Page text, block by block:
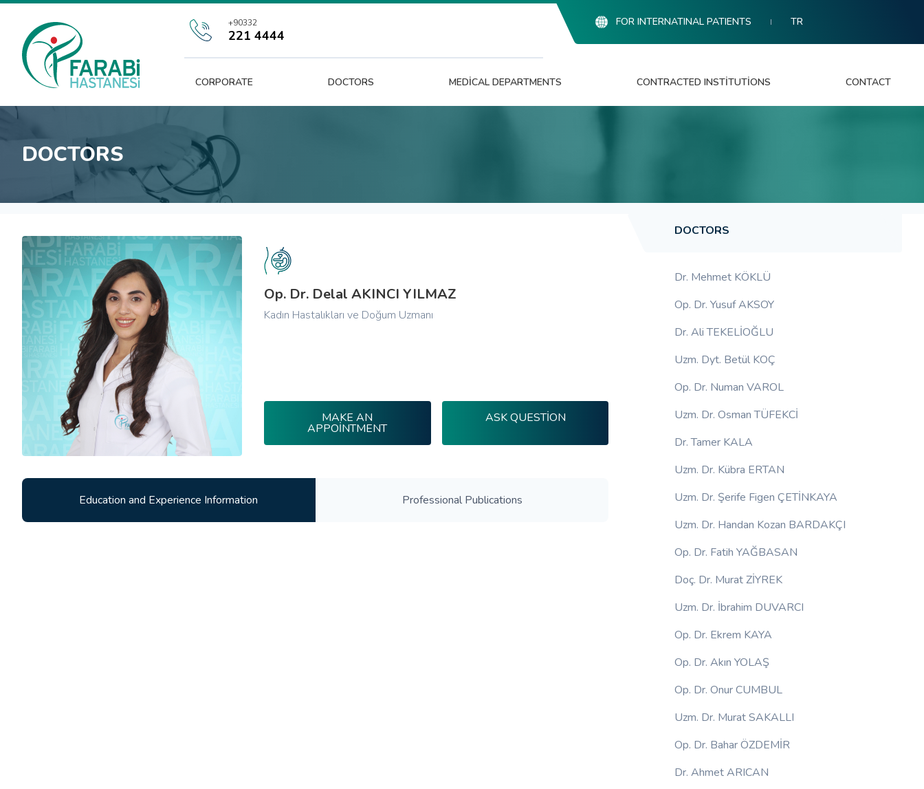
+90332
221 4444
FOR INTERNATINAL PATIENTS TR
CORPORATE DOCTORS MEDICAL DEPARTMENTS CONTRACTED INSTITUTIONS CONTACT
DOCTORS
Op. Dr. Delal AKINCI YILMAZ
Kadın Hastalıkları ve Doğum Uzmanı
MAKE AN
APPOINTMENT
ASK QUESTION
Education and Experience Information Professional Publications
DOCTORS
Dr. Mehmet KÖKLÜ
Op. Dr. Yusuf AKSOY
Dr. Ali TEKELİOĞLU
Uzm. Dyt. Betül KOÇ
Op. Dr. Numan VAROL
Uzm. Dr. Osman TÜFEKCİ
Dr. Tamer KALA
Uzm. Dr. Kübra ERTAN
Uzm. Dr. Şerife Figen ÇETİNKAYA
Uzm. Dr. Handan Kozan BARDAKÇI
Op. Dr. Fatih YAĞBASAN
Doç. Dr. Murat ZİYREK
Uzm. Dr. İbrahim DUVARCI
Op. Dr. Ekrem KAYA
Op. Dr. Akın YOLAŞ
Op. Dr. Onur CUMBUL
Uzm. Dr. Murat SAKALLI
Op. Dr. Bahar ÖZDEMİR
Dr. Ahmet ARICAN